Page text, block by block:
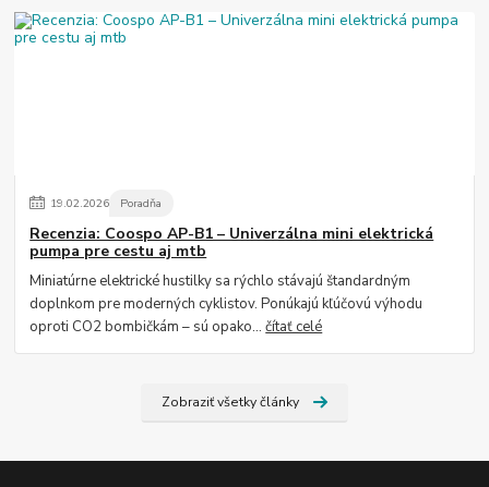
19.02.2026 Poradňa
Recenzia: Coospo AP-B1 – Univerzálna mini elektrická
pumpa pre cestu aj mtb
Miniatúrne elektrické hustilky sa rýchlo stávajú štandardným
doplnkom pre moderných cyklistov. Ponúkajú kľúčovú výhodu
oproti CO2 bombičkám – sú opako...čítať celé
Zobraziť všetky články